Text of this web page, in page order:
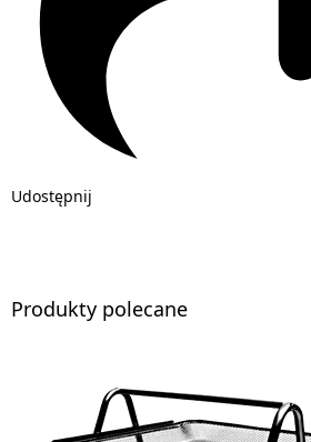
Udostępnij
Produkty polecane